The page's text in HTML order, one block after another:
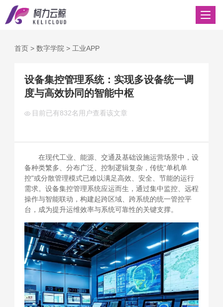
首页> 数字学院 > 工业APP
设备集控管理系统：实现多设备统一调
度与高效协同的智能中枢
目前已有832名用户查看该文章
在现代工业、能源、交通及基础设施运营场景中，设
备种类繁多、分布广泛、控制逻辑复杂，传统“单机单
控”或分散管理模式已难以满足高效、安全、节能的运行
需求。设备集控管理系统应运而生，通过集中监控、远程
操作与智能联动，构建起跨区域、跨系统的统一管控平
台，成为提升运维效率与系统可靠性的关键支撑。